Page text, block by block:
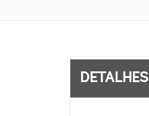
DETALHES